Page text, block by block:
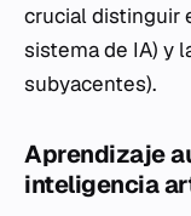
crucial distinguir
sistema de IA) y
subyacentes).
Aprendizaje
inteligencia